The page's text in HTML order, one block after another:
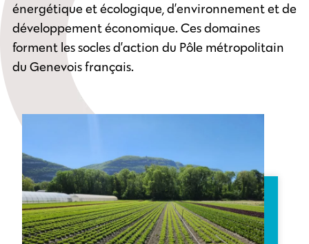
énergétique et écologique, d’environnement et de
développement économique. Ces domaines
forment les socles d’action du Pôle métropolitain
du Genevois français.